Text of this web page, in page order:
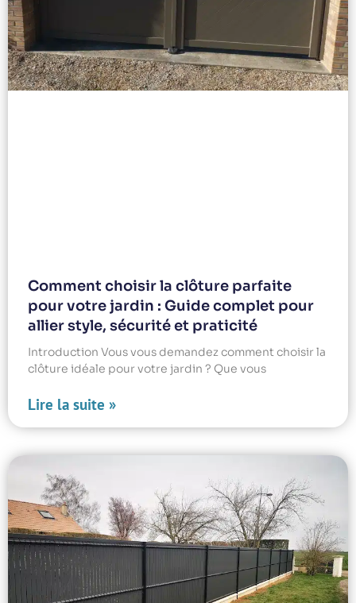
Comment choisir la clôture parfaite
pour votre jardin : Guide complet pour
allier style, sécurité et praticité
Introduction Vous vous demandez comment choisir la
clôture idéale pour votre jardin ? Que vous
Lire la suite »